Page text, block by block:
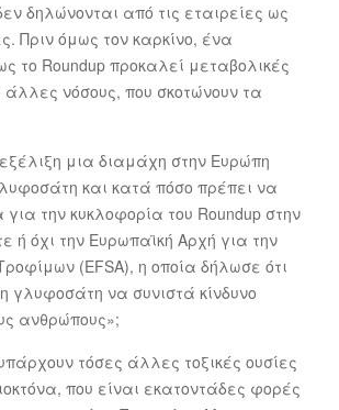
δηλώνονται από τις εταιρείες ως
Πριν όμως τον καρκίνο, ένα
το Roundup προκαλεί μεταβολικές
νόσους, που σκοτώνουν τα
μια διαμάχη στην Ευρώπη
και κατά πόσο πρέπει να
την κυκλοφορία του Roundup στην
ή όχι την Ευρωπαϊκή Αρχή για την
(EFSA), η οποία δήλωσε ότι
γλυφοσάτη να συνιστά κίνδυνο
ανθρώπους»;
τόσες άλλες τοξικές ουσίες
που είναι εκατοντάδες φορές